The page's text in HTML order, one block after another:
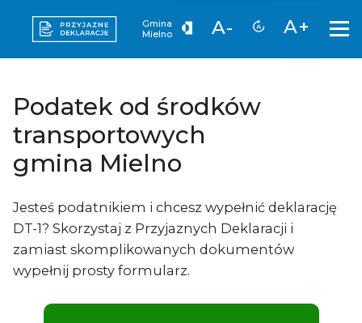
Gmina
Mielno
A- A+
Podatek od środków
transportowych
gmina Mielno
Jesteś podatnikiem i chcesz wypełnić deklarację
DT-1? Skorzystaj z Przyjaznych Deklaracji i
zamiast skomplikowanych dokumentów
wypełnij prosty formularz.